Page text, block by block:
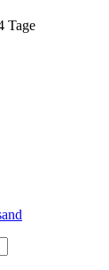
Tage